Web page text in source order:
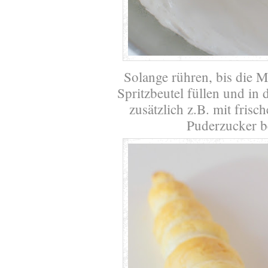
Solange rühren, bis die
Spritzbeutel füllen und in
zusätzlich z.B. mit
Puderzucker